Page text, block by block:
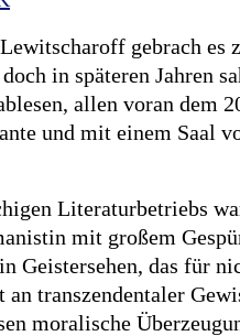
gebrach es
in späteren Jahren
allen voran dem
und mit einem Saal
Literaturbetriebs
mit großem
Geistersehen, das für
transzendentaler
moralische